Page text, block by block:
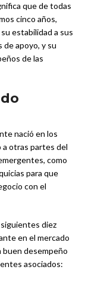
que de todas
cinco años,
estabilidad a sus
apoyo, y su
de las
nació en los
a otras partes del
como
para que
con el
diez
en el mercado
buen desempeño
asociados: